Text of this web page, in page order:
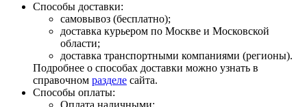
Способы доставки:
самовывоз (бесплатно);
доставка курьером по Москве и Московской
области;
доставка транспортными компаниями (регионы).
Подробнее о способах доставки можно узнать в
справочном разделе сайта.
Способы оплаты:
Оплата наличными;